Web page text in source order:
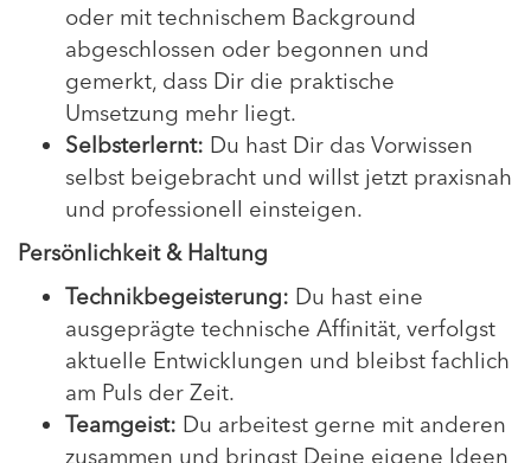
oder mit technischem Background
abgeschlossen oder begonnen und
gemerkt, dass Dir die praktische
Umsetzung mehr liegt.
Selbsterlernt: Du hast Dir das Vorwissen
selbst beigebracht und willst jetzt praxisnah
und professionell einsteigen.
Persönlichkeit & Haltung
Technikbegeisterung: Du hast eine
ausgeprägte technische Affinität, verfolgst
aktuelle Entwicklungen und bleibst fachlich
am Puls der Zeit.
Teamgeist: Du arbeitest gerne mit anderen
zusammen und bringst Deine eigene Ideen